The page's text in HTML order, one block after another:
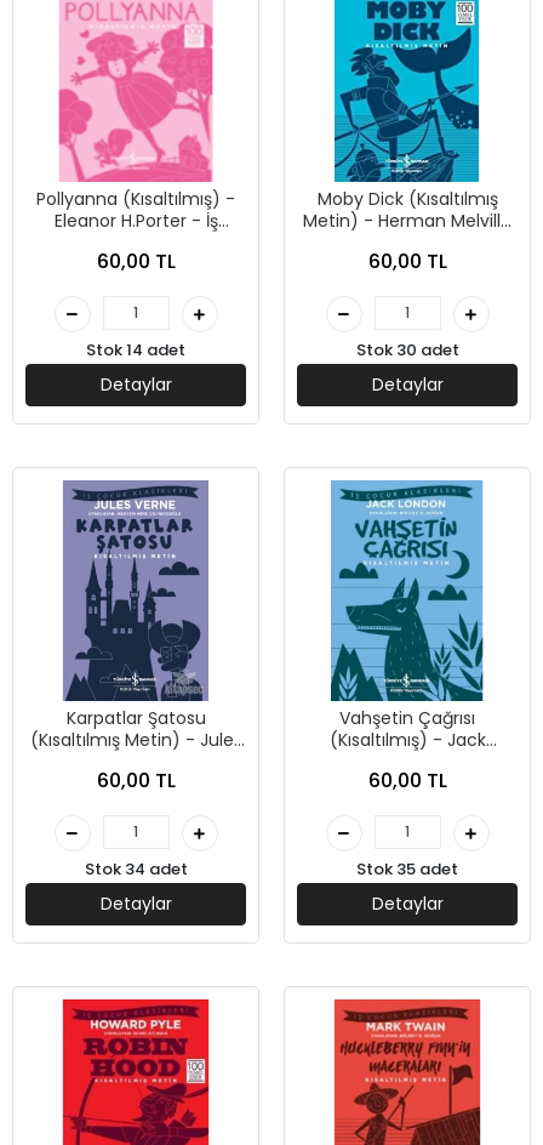
Pollyanna (Kısaltılmış) -
Eleanor H.Porter - İş
60,00 TL
Stok 14 adet
Detaylar
Moby Dick (Kısaltılmış
Metin) - Herman Melville
Yayınları
60,00 TL
Stok 30 adet
Detaylar
Karpatlar Şatosu
(Kısaltılmış Metin) - Jules
Yayınları
60,00 TL
Stok 34 adet
Detaylar
Vahşetin Çağrısı
(Kısaltılmış) - Jack
Yayınları
60,00 TL
Stok 35 adet
Detaylar